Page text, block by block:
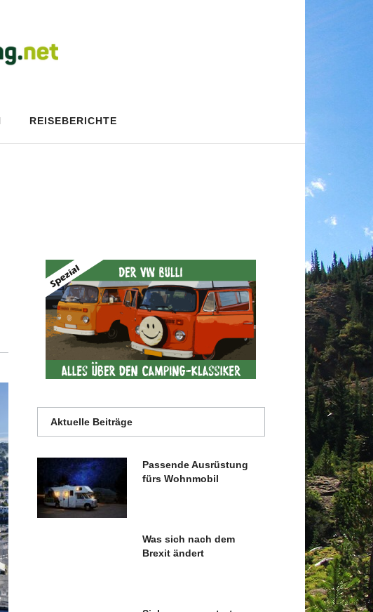
REISEBERICHTE
Aktuelle Beiträge
Passende Ausrüstung
fürs Wohnmobil
Was sich nach dem
Brexit ändert